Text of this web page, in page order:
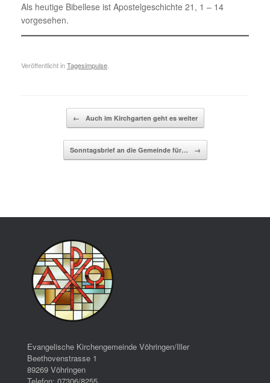
Als heutige Bibellese ist Apostelgeschichte 21, 1 – 14
vorgesehen.
Veröffentlicht inTagesimpulse
← Auch im Kirchgarten geht es weiter
Sonntagsbrief an die Gemeinde für… →
Evangelische Kirchengemeinde Vöhringen/Iller
Beethovenstrasse 1
89269 Vöhringen